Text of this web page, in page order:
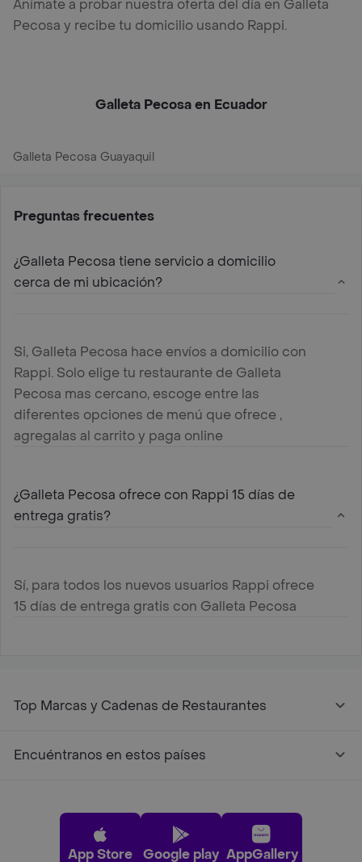
Anímate a probar nuestra oferta del día en Galleta
Pecosa y recibe tu domicilio usando Rappi.
Galleta Pecosa en Ecuador
Galleta Pecosa Guayaquil
Preguntas frecuentes
¿Galleta Pecosa tiene servicio a domicilio
cerca de mi ubicación?
Si, Galleta Pecosa hace envíos a domicilio con
Rappi. Solo elige tu restaurante de Galleta
Pecosa mas cercano, escoge entre las
diferentes opciones de menú que ofrece ,
agregalas al carrito y paga online
¿Galleta Pecosa ofrece con Rappi 15 días de
entrega gratis?
Sí, para todos los nuevos usuarios Rappi ofrece
15 días de entrega gratis con Galleta Pecosa
Top Marcas y Cadenas de Restaurantes
Encuéntranos en estos países
App Store Google play AppGallery